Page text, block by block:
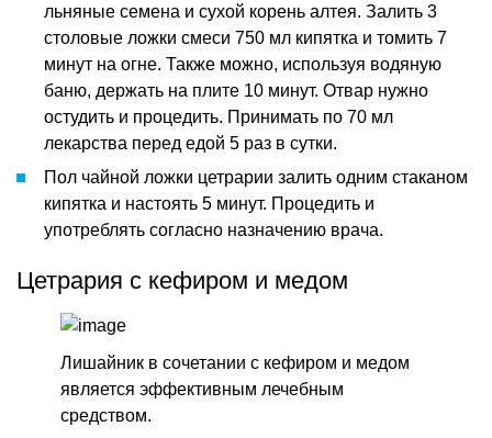
льняные семена и сухой корень алтея. Залить 3
столовые ложки смеси 750 мл кипятка и томить 7
минут на огне. Также можно, используя водяную
баню, держать на плите 10 минут. Отвар нужно
остудить и процедить. Принимать по 70 мл
лекарства перед едой 5 раз в сутки.
Пол чайной ложки цетрарии залить одним стаканом
кипятка и настоять 5 минут. Процедить и
употреблять согласно назначению врача.
Цетрария с кефиром и медом
Лишайник в сочетании с кефиром и медом
является эффективным лечебным
средством.